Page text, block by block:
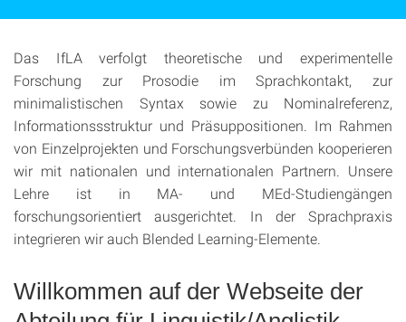
Das IfLA verfolgt theoretische und experimentelle
Forschung zur Prosodie im Sprachkontakt, zur
minimalistischen Syntax sowie zu Nominalreferenz,
Informationssstruktur und Präsuppositionen. Im Rahmen
von Einzelprojekten und Forschungsverbünden kooperieren
wir mit nationalen und internationalen Partnern. Unsere
Lehre ist in MA- und MEd-Studiengängen
forschungsorientiert ausgerichtet. In der Sprachpraxis
integrieren wir auch Blended Learning-Elemente.
Willkommen auf der Webseite der